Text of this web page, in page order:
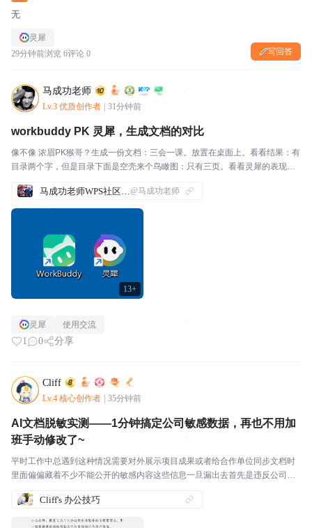
无
灵犀
29分钟前浏览 6评论 0 写回答
马成功老师
Lv.3 优质创作者 31分钟前
13+
workbuddy PK 灵犀，生成文档的对比
像不像 浓眉PK猴哥？生成一份文档：三会一课。放置在桌面上。看看结果：有
目录两个字，但是目录下面是空壳来个鸟瞰图：只有三页。看看灵犀的表现：
【细节决定成败】📌总结：两个龙虾，都能生成文档。...
@马成功老师
灵犀 使用交流
1 0 分享
Cliff
Lv.4 核心创作者 35分钟前
AI文档脱敏实测——1分钟搞定公司敏感数据，再也不用加
班手动修改了~
平时工作中总遇到这种情况需要对外展示项目成果或者给合作单位同步文档时
里面偏偏藏着不少不能公开的敏感内容这些信息一旦漏出去首先是违反公司内
能吃上官司赔违约金都不是没可能滴~要是以前我们这种小...
Cliff's 办公技巧